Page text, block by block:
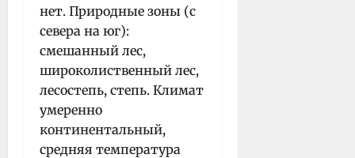
нет. Природные зоны (с
севера на юг):
смешанный лес,
широколиственный лес,
лесостепь, степь. Климат
умеренно
континентальный,
средняя температура